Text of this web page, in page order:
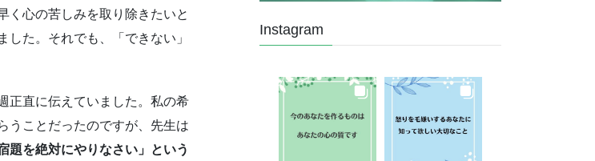
く心の苦しみを取り除きたいと
た。それでも、「できない」
正直に伝えていました。私の希
うことだったのですが、先生は
宿題を絶対にやりなさい」という
Instagram